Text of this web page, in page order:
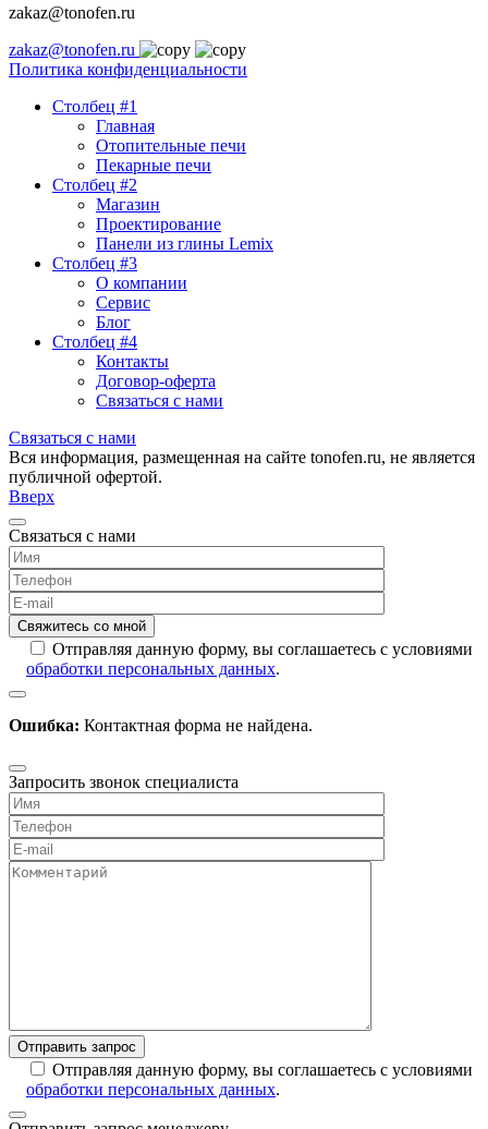
zakaz@tonofen.ru
zakaz@tonofen.ru
Политика конфиденциальности
Столбец #1
Главная
Отопительные печи
Пекарные печи
Столбец #2
Магазин
Проектирование
Панели из глины Lemix
Столбец #3
О компании
Сервис
Блог
Столбец #4
Контакты
Договор-оферта
Связаться с нами
Связаться с нами
Вся информация, размещенная на сайте tonofen.ru, не является
публичной офертой.
Вверх
Связаться с нами
Отправляя данную форму, вы соглашаетесь с условиями
обработки персональных данных.
Ошибка: Контактная форма не найдена.
Запросить звонок специалиста
Отправляя данную форму, вы соглашаетесь с условиями
обработки персональных данных.